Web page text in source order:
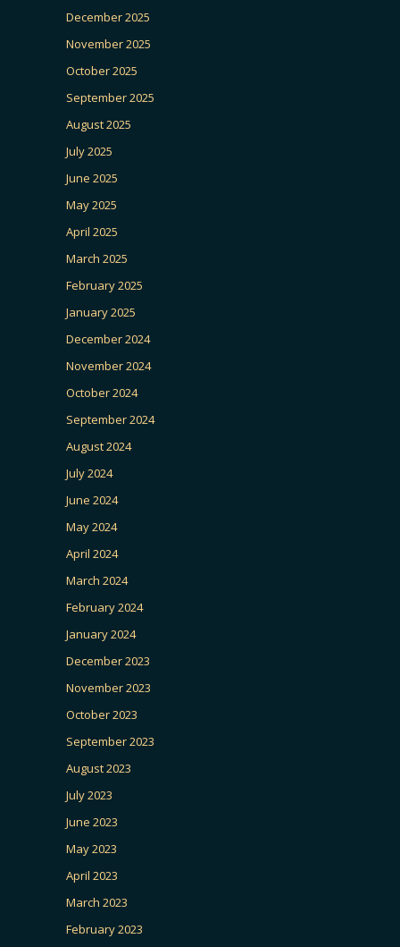
December 2025
November 2025
October 2025
September 2025
August 2025
July 2025
June 2025
May 2025
April 2025
March 2025
February 2025
January 2025
December 2024
November 2024
October 2024
September 2024
August 2024
July 2024
June 2024
May 2024
April 2024
March 2024
February 2024
January 2024
December 2023
November 2023
October 2023
September 2023
August 2023
July 2023
June 2023
May 2023
April 2023
March 2023
February 2023